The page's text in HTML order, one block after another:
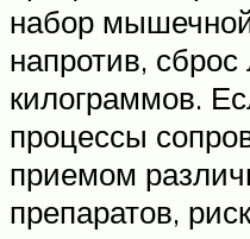
набор
напротив,
килограммов.
процессы
приемом
препаратов,